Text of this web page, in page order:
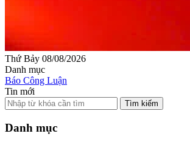
Thứ Bảy 08/08/2026
Danh mục
Báo Công Luận
Tin mới
Tìm kiếm
Danh mục